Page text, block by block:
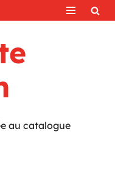
au catalogue